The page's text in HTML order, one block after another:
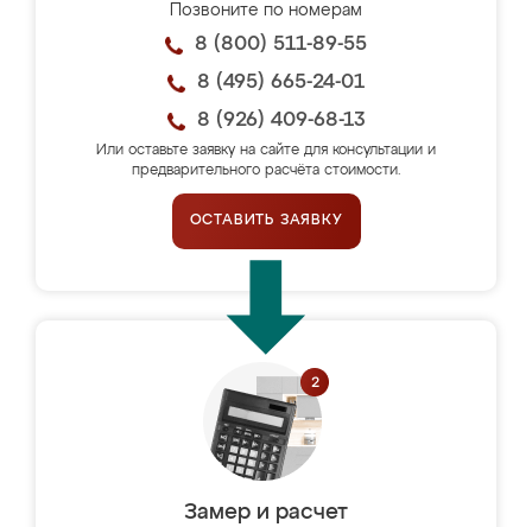
Позвоните по номерам
8 (800) 511-89-55
8 (495) 665-24-01
8 (926) 409-68-13
Или оставьте заявку на сайте для консультации и
предварительного расчёта стоимости.
ОСТАВИТЬ ЗАЯВКУ
Замер и расчет